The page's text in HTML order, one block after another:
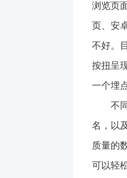
浏览页
页、安
不好。
按扭呈
一个埋
不
名，以
质量的
可以轻